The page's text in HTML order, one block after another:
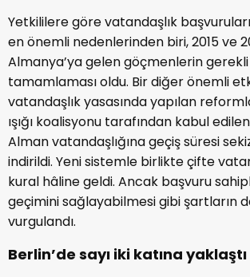
Yetkililere göre vatandaşlık
en önemli nedenlerinden biri, 2015 ve
Almanya’ya gelen göçmenlerin
tamamlaması oldu. Bir diğer önemli
vatandaşlık yasasında yapılan
ışığı koalisyonu tarafından kabul
Alman vatandaşlığına geçiş süresi
indirildi. Yeni sistemle birlikte çifte
kural hâline geldi. Ancak başvuru
geçimini sağlayabilmesi gibi şartların
vurgulandı.
Berlin’de sayı iki katına yaklaştı